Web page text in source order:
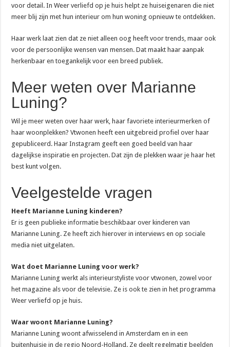
voor detail. In Weer verliefd op je huis helpt ze huiseigenaren die niet
meer blij zijn met hun interieur om hun woning opnieuw te ontdekken.
Haar werk laat zien dat ze niet alleen oog heeft voor trends, maar ook
voor de persoonlijke wensen van mensen. Dat maakt haar aanpak
herkenbaar en toegankelijk voor een breed publiek.
Meer weten over Marianne
Luning?
Wil je meer weten over haar werk, haar favoriete interieurmerken of
haar woonplekken? Vtwonen heeft een uitgebreid profiel over haar
gepubliceerd. Haar Instagram geeft een goed beeld van haar
dagelijkse inspiratie en projecten. Dat zijn de plekken waar je haar het
best kunt volgen.
Veelgestelde vragen
Heeft Marianne Luning kinderen?
Er is geen publieke informatie beschikbaar over kinderen van
Marianne Luning. Ze heeft zich hierover in interviews en op sociale
media niet uitgelaten.
Wat doet Marianne Luning voor werk?
Marianne Luning werkt als interieurstyliste voor vtwonen, zowel voor
het magazine als voor de televisie. Ze is ook te zien in het programma
Weer verliefd op je huis.
Waar woont Marianne Luning?
Marianne Luning woont afwisselend in Amsterdam en in een
buitenhuisje in de regio Noord-Holland. Ze deelt regelmatig beelden